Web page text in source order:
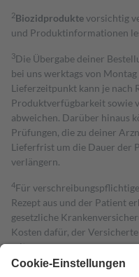
2Biozidproduktevorsichtig
und Produktinformationen
3Die Übergabe deiner
bei uns werktags von
Lieferzeitpunkt kann je nach
Produktverfügbarkeit sowie
abweichen. Darüber hinaus
Prüfungen, die zu deiner
Lieferfrist um die Dauer der
verlängern.
4Für
Rezept aus und der Patient
gesetzliche
Kosten dafür, der
mit.
Grundsätzlich leisten